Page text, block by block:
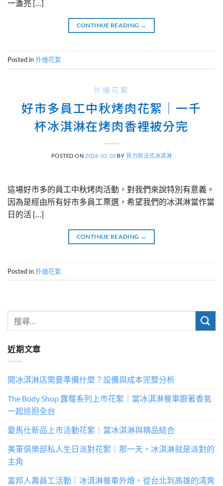
一盞亮 […]
CONTINUE READING →
Posted in外燴花絮
外燴花絮
好市多員工中秋烤肉花絮｜一千
杯冰淇淋在烤肉香裡被分完
POSTED ON 2026-03-03 BY 貝力岡法式冰淇淋
這場好市多的員工中秋烤肉活動，對我們來說特別有意義。
因為是經由所有好市多員工票選，希望我們的冰淇淋當作當
日的活 […]
CONTINUE READING →
Posted in外燴花絮
近期文章
開冰淇淋店需要準備什麼？設備與成本完整分析
The Body Shop 露莓系列上市花絮｜當冰淇淋餐車跟著香氣
一起巡迴全台
愛馬仕新品上市活動花絮｜當冰淇淋與精品結合
美軍俱樂部私人生日派對花絮｜那一天，冰淇淋就是派對的
主角
富邦人壽員工活動｜冰淇淋餐車外燴，從台北到高雄的清爽